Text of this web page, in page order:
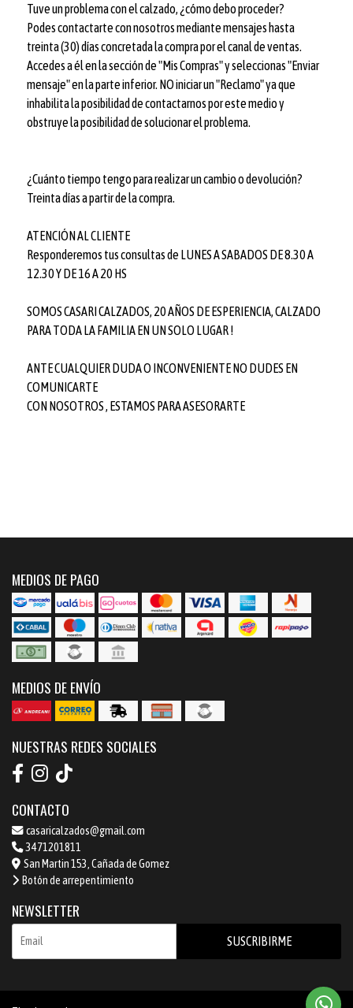
Tuve un problema con el calzado, ¿cómo debo proceder?
Podes contactarte con nosotros mediante mensajes hasta
treinta (30) días concretada la compra por el canal de ventas.
Accedes a él en la sección de "Mis Compras" y seleccionas "Enviar
mensaje" en la parte inferior. NO iniciar un "Reclamo" ya que
inhabilita la posibilidad de contactarnos por este medio y
obstruye la posibilidad de solucionar el problema.
¿Cuánto tiempo tengo para realizar un cambio o devolución?
Treinta días a partir de la compra.
ATENCIÓN AL CLIENTE
Responderemos tus consultas de LUNES A SABADOS DE 8.30 A
12.30 Y DE 16 A 20 HS
SOMOS CASARI CALZADOS, 20 AÑOS DE ESPERIENCIA, CALZADO
PARA TODA LA FAMILIA EN UN SOLO LUGAR !
ANTE CUALQUIER DUDA O INCONVENIENTE NO DUDES EN
COMUNICARTE
CON NOSOTROS , ESTAMOS PARA ASESORARTE
MEDIOS DE PAGO
MEDIOS DE ENVÍO
NUESTRAS REDES SOCIALES
CONTACTO
casaricalzados@gmail.com
3471201811
San Martin 153, Cañada de Gomez
Botón de arrepentimiento
NEWSLETTER
SUSCRIBIRME